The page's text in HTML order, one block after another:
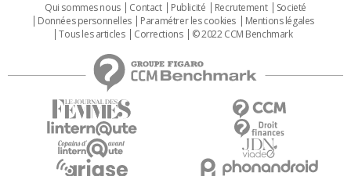
Qui sommes nous Contact Publicité Recrutement
Societé
Données personnelles
Paramétrer les cookies
Mentions légales
Tous les articles
Corrections © 2022 CCM Benchmark